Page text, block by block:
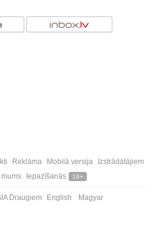
Reklāma Mobilā versija
Izstrādātājiem
mums Iepazīšanās 18+
Draugiem English Magyar